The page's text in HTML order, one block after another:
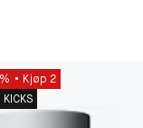
Kjøp 2